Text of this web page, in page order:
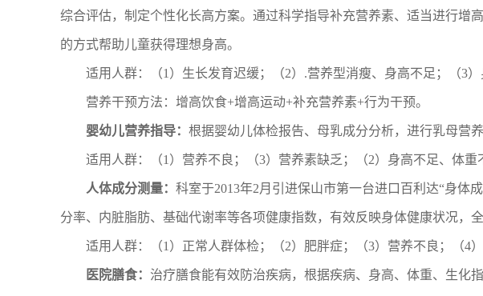
综合评估，制定个性化长高方案。通过科学指导补充营养素、适当进行增
的方式帮助儿童获得理想身高。
适用人群：（1）生长发育迟缓；（2）.营养型消瘦、身高不足；（3
营养干预方法：增高饮食+增高运动+补充营养素+行为干预。
婴幼儿营养指导： 根据婴幼儿体检报告、母乳成分分析，进行乳母营
适用人群：（1）营养不良；（3）营养素缺乏；（2）身高不足、体重
人体成分测量： 科室于2013年2月引进保山市第一台进口百利达“身体
分率、内脏脂肪、基础代谢率等各项健康指数，有效反映身体健康状况，
适用人群：（1）正常人群体检；（2）肥胖症；（3）营养不良；（4
医院膳食： 治疗膳食能有效防治疾病，根据疾病、身高、体重、生化